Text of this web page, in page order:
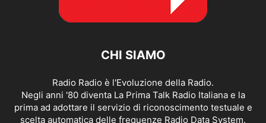
CHI SIAMO
Radio Radio è l'Evoluzione della Radio.
Negli anni '80 diventa La Prima Talk Radio Italiana e la
prima ad adottare il servizio di riconoscimento testuale e
scelta automatica delle frequenze Radio Data System.